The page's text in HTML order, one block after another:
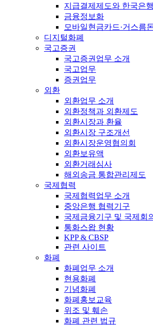
지급결제제도와 한국은행
금융정보화
모바일현금카드·거스름
디지털화폐
국고증권
국고증권업무 소개
국고업무
증권업무
외환
외환업무 소개
외환정책과 외환제도
외환시장과 환율
외환시장 구조개선
외환시장운영협의회
외환보유액
외환거래심사
해외송금 통합관리제도
국제협력
국제협력업무 소개
중앙은행 협력기구
국제금융기구 및 국제회
통화스왑 현황
KPP & CBSP
관련 사이트
화폐
화폐업무 소개
현용화폐
기념화폐
화폐홍보교육
위조 및 훼손
화폐 관련 법규